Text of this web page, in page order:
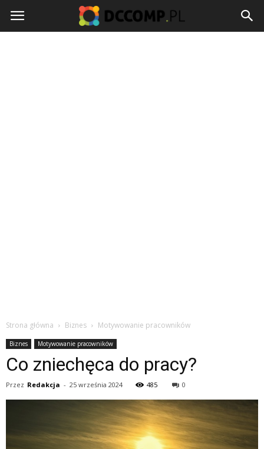
Strona główna Biznes Motywowanie pracowników
Biznes Motywowanie pracowników
Co zniechęca do pracy?
Przez Redakcja - 25 września 2024 485 0